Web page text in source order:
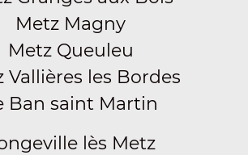
Metz Magny
Metz Queuleu
Vallières les Bordes
Ban saint Martin
lès Metz